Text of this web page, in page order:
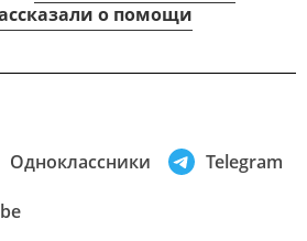
о помощи
Одноклассники Telegram